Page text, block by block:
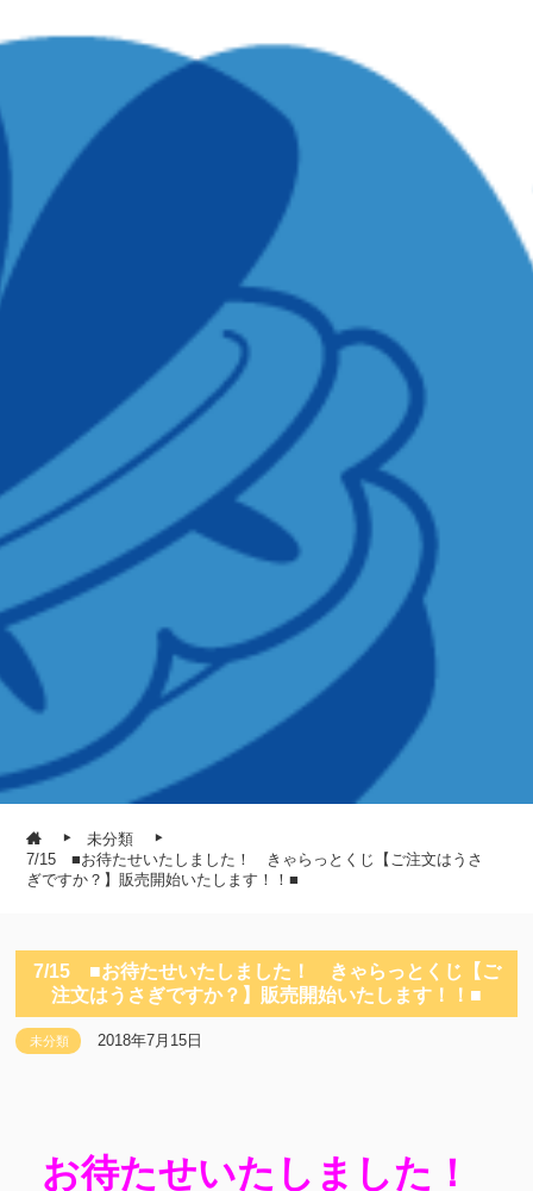
未分類
7/15 ■お待たせいたしました！ きゃらっとくじ【ご注文はうさ
ぎですか？】販売開始いたします！！■
7/15 ■お待たせいたしました！ きゃらっとくじ【ご
注文はうさぎですか？】販売開始いたします！！■
未分類 2018年7月15日
お待たせいたしました！